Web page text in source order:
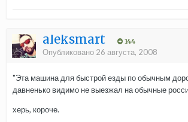
aleksmart 144
Опубликовано 26 августа, 2008
"Эта машина для быстрой езды по обычным
давненько видимо не выезжал на обычные
херь, короче.